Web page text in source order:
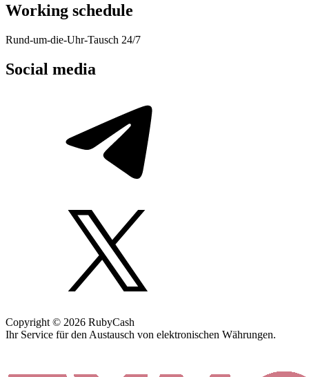
Working schedule
Rund-um-die-Uhr-Tausch 24/7
Social media
Copyright © 2026 RubyCash
Ihr Service für den Austausch von elektronischen Währungen.